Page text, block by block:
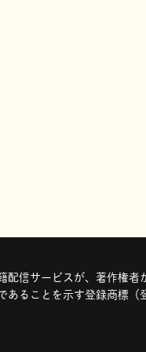
配信サービスが、著作権者
あることを示す登録商標（